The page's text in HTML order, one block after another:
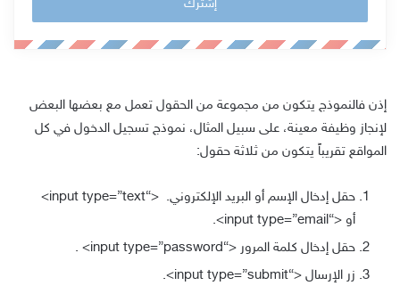
د
ك
ا
إ
ك
ت
إذن فالنموذج يتكون من مجموعة من الحقول تعمل مع بعضها البعض
لإنجاز وظيفة معينة، على سبيل المثال، نموذج تسجيل الدخول في كل
المواقع تقريباً يتكون من ثلاثة حقول:
حقل إدخال الإسم أو البريد الإلكتروني. <“input type=”text>
أو <“input type=”email>
.
حقل إدخال كلمة المرور <“input type=”password>
.
زر الإرسال <“input type=”submit>
.